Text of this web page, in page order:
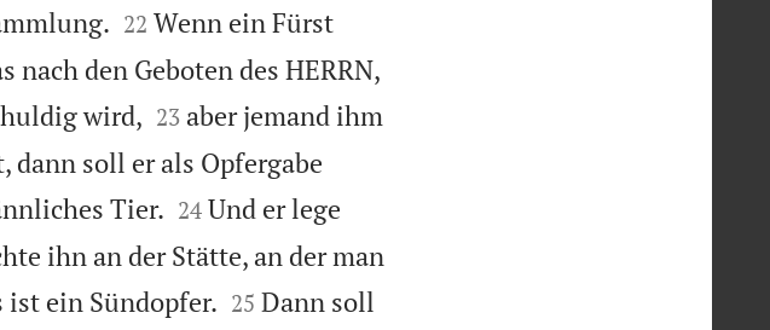

22 Wenn ein Fürst
den Geboten des HERRN,
wird,
23 aber jemand ihm
dann soll er als Opfergabe
Tier.
24 Und er lege
ihn an der Stätte, an der man
ist ein Sündopfer.
25 Dann soll